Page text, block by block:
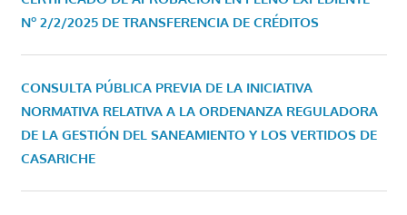
Nº 2/2/2025 DE TRANSFERENCIA DE CRÉDITOS
CONSULTA PÚBLICA PREVIA DE LA INICIATIVA
NORMATIVA RELATIVA A LA ORDENANZA REGULADORA
DE LA GESTIÓN DEL SANEAMIENTO Y LOS VERTIDOS DE
CASARICHE